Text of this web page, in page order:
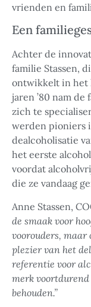
vrienden en
Een
Achter de
familie Stassen,
ontwikkelt in het
jaren ’80 nam
zich te
werden pioniers
dealcoholisatie
het eerste
voordat
die ze vandaag
Anne Stassen,
de smaak voor
voorouders,
plezier van het
referentie voor
merk
behouden.”